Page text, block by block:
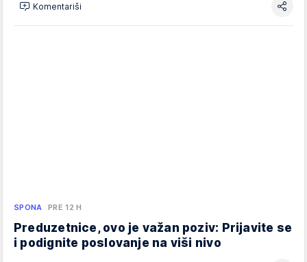
Komentariši
SPONA PRE 12 H
Preduzetnice, ovo je važan poziv: Prijavite se
i podignite poslovanje na viši nivo